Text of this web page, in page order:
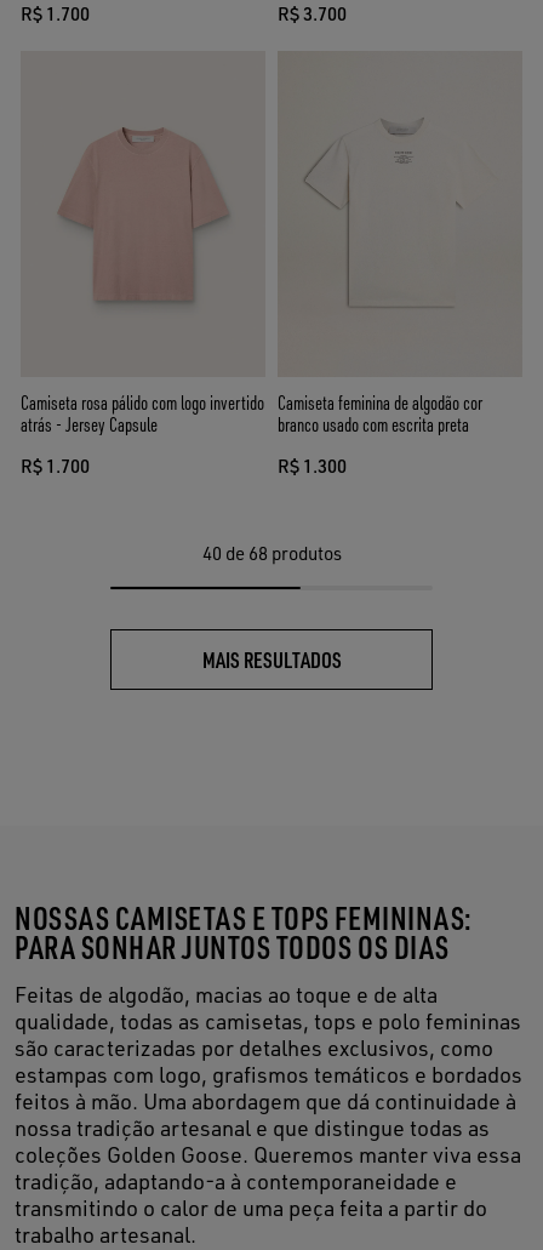
R$ 1.700 R$ 3.700
Camiseta rosa pálido com logo invertido
atrás - Jersey Capsule
R$ 1.700
Camiseta feminina de algodão cor
branco usado com escrita preta
R$ 1.300
40 de 68 produtos
MAIS RESULTADOS
NOSSAS CAMISETAS E TOPS FEMININAS:
PARA SONHAR JUNTOS TODOS OS DIAS
Feitas de algodão, macias ao toque e de alta
qualidade, todas as camisetas, tops e polo femininas
são caracterizadas por detalhes exclusivos, como
estampas com logo, grafismos temáticos e bordados
feitos à mão. Uma abordagem que dá continuidade à
nossa tradição artesanal e que distingue todas as
coleções Golden Goose. Queremos manter viva essa
tradição, adaptando-a à contemporaneidade e
transmitindo o calor de uma peça feita a partir do
trabalho artesanal.